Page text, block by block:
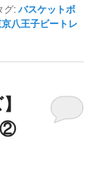
グ:バスケットボ
八王子ビートレ
②